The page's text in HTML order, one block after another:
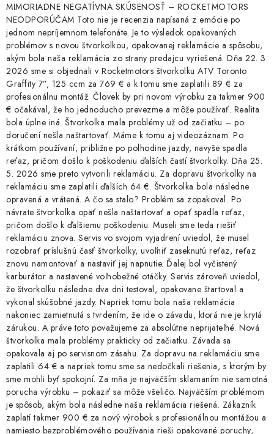
MIMORIADNE NEGATÍVNA SKÚSENOSŤ – ROCKETMOTORS
NEODPORÚČAM Toto nie je recenzia napísaná z emócie po
jednom nepríjemnom telefonáte. Je to výsledok opakovaných
problémov s novou štvorkolkou, opakovanej reklamácie a spôsobu,
akým bola naša reklamácia zo strany predajcu vyriešená. Dňa 22. 3.
2026 sme si objednali v Rocketmotors štvorkolku ATV Toronto
Graffity 7”, 125 ccm za 769 € a k tomu sme zaplatili 89 € za
profesionálnu montáž. Človek by pri novom výrobku za takmer 900
€ očakával, že ho jednoducho prevezme a môže používať. Realita
bola úplne iná. Štvorkolka mala problémy už od začiatku – po
doručení nešla naštartovať. Máme k tomu aj videozáznam. Po
krátkom používaní, približne po polhodine jazdy, navyše spadla
reťaz, pričom došlo k poškodeniu ďalších častí štvorkolky. Dňa 25.
5. 2026 sme preto vytvorili reklamáciu. Za dopravu štvorkolky na
reklamáciu sme zaplatili ďalších 64 €. Štvorkolka bola následne
opravená a vrátená. A čo sa stalo? Problém sa zopakoval. Po
návrate štvorkolka opäť nešla naštartovať a opäť spadla reťaz,
pričom došlo k ďalšiemu poškodeniu. Museli sme teda riešiť
reklamáciu znova. Servis vo svojom vyjadrení uviedol, že musel
rozobrať príslušnú časť štvorkolky, uvoľniť zaseknutú reťaz, reťaz
znovu namontovať a nastaviť jej napnutie. Ďalej bol vyčistený
karburátor a nastavené voľnobežné otáčky. Servis zároveň uviedol,
že štvorkolku následne dva dni testoval, opakovane štartoval a
vykonal skúšobné jazdy. Napriek tomu bola naša reklamácia
nakoniec zamietnutá s tvrdením, že ide o závadu, ktorá nie je krytá
zárukou. A práve toto považujeme za absolútne neprijateľné. Nová
štvorkolka mala problémy prakticky od začiatku. Závada sa
opakovala aj po servisnom zásahu. Za dopravu na reklamáciu sme
zaplatili 64 € a napriek tomu sme sa nedočkali riešenia, s ktorým by
sme mohli byť spokojní. Za mňa je najväčším sklamaním nie samotná
porucha výrobku – pokaziť sa môže všeličo. Najväčším problémom
je spôsob, akým bola následne naša reklamácia riešená. Zákazník
zaplatí takmer 900 € za nový výrobok s profesionálnou montážou a
namiesto bezproblémového používania rieši opakované poruchy,